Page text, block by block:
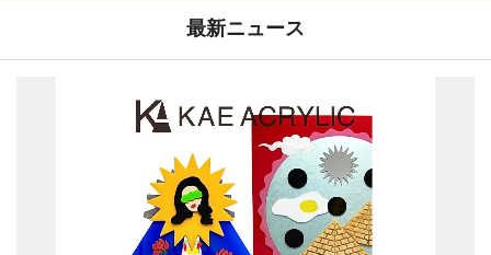
最新ニュース